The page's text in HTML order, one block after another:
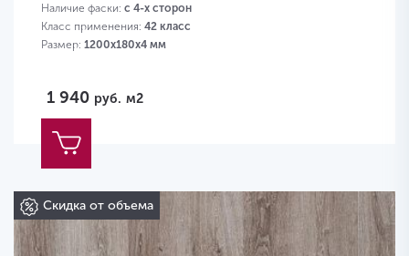
Наличие фаски: с 4-х сторон
Класс применения: 42 класс
Размер: 1200х180х4 мм
1 940 руб. м2
Скидка от объема